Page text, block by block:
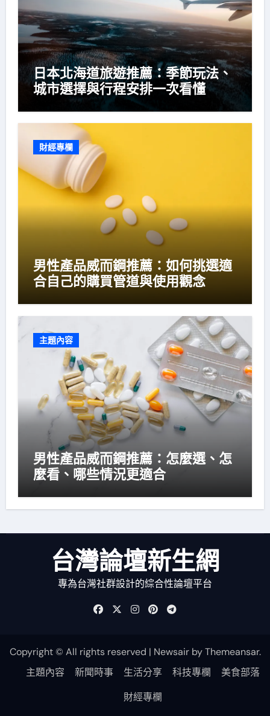
日本北海道旅遊推薦：季節玩法、
城市選擇與行程安排一次看懂
財經專欄
男性產品威而鋼推薦：如何挑選適
合自己的購買管道與使用觀念
主題內容
男性產品威而鋼推薦：怎麼選、怎
麼看、哪些情況更適合
台灣論壇新生網
專為台灣社群設計的綜合性論壇平台
Copyright © All rights reserved | NewsairbyThemeansar.
主題內容
新聞時事 生活分享 科技專欄
美食部落
財經專欄